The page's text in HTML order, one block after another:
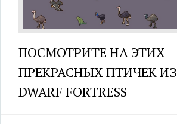
ПОСМОТРИТЕ НА ЭТИХ
ПРЕКРАСНЫХ ПТИЧЕК ИЗ
DWARF FORTRESS